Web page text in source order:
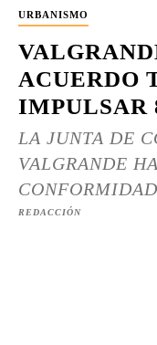
URBANISMO
ACUERDO
IMPULSAR
LA JUNTA DE
VALGRANDE
REDACCIÓN